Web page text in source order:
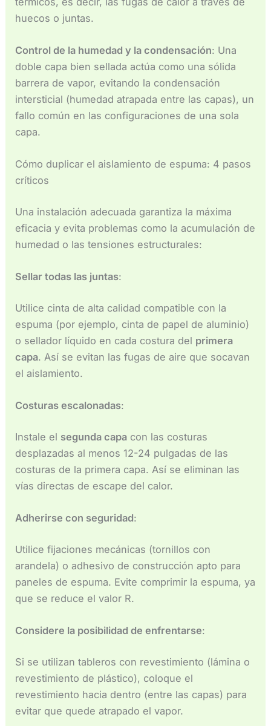
huecos o juntas.
Control de la humedad y la condensación: Una
doble capa bien sellada actúa como una sólida
barrera de vapor, evitando la condensación
intersticial (humedad atrapada entre las capas), un
fallo común en las configuraciones de una sola
capa.
Cómo duplicar el aislamiento de espuma: 4 pasos
críticos
Una instalación adecuada garantiza la máxima
eficacia y evita problemas como la acumulación de
humedad o las tensiones estructurales:
Sellar todas las juntas:
Utilice cinta de alta calidad compatible con la
espuma (por ejemplo, cinta de papel de aluminio)
o sellador líquido en cada costura del primera
capa. Así se evitan las fugas de aire que socavan
el aislamiento.
Costuras escalonadas:
Instale el segunda capa con las costuras
desplazadas al menos 12-24 pulgadas de las
costuras de la primera capa. Así se eliminan las
vías directas de escape del calor.
Adherirse con seguridad:
Utilice fijaciones mecánicas (tornillos con
arandela) o adhesivo de construcción apto para
paneles de espuma. Evite comprimir la espuma, ya
que se reduce el valor R.
Considere la posibilidad de enfrentarse:
Si se utilizan tableros con revestimiento (lámina o
revestimiento de plástico), coloque el
revestimiento hacia dentro (entre las capas) para
evitar que quede atrapado el vapor.